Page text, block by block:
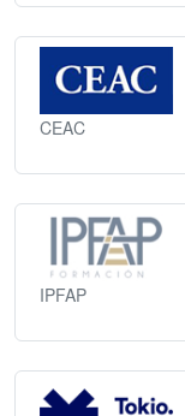
CEAC
IPFAP